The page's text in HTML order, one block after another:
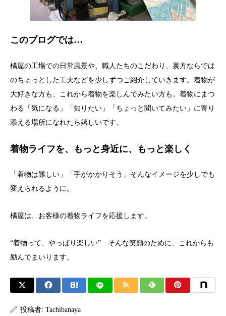
このブログでは…
橘屋の工場での日常風景や、職人たちのこだわり、裏方ならでは
のちょっとした工夫などを少しずつご紹介していきます。着物が
大好きな方も、これから着物を楽しんでみたい方も。着物にまつ
わる「気になる」「知りたい」「ちょっと聞いてみたい」に寄り
添える場所になれたら嬉しいです。
着物ライフを、もっと身近に、もっと楽しく
「着物は難しい」「手がかかりそう」そんなイメージを少しでも
変えられるように。
橘屋は、お客様の着物ライフを応援します。
“着物って、やっぱり楽しい” そんな笑顔のために、これからも
励んでまいります。
投稿者: Tachibanaya